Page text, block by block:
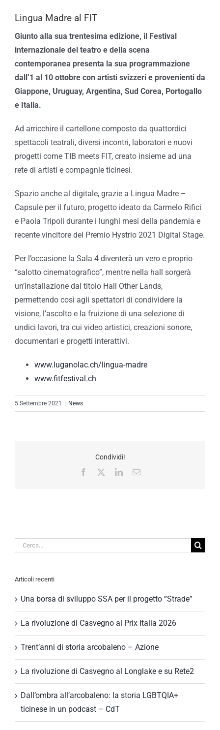
Lingua Madre al FIT
Giunto alla sua trentesima edizione, il Festival
internazionale del teatro e della scena
contemporanea presenta la sua programmazione
dall’1 al 10 ottobre con artisti svizzeri e provenienti da
Giappone, Uruguay, Argentina, Sud Corea, Portogallo
e Italia.
Ad arricchire il cartellone composto da quattordici
spettacoli teatrali, diversi incontri, laboratori e nuovi
progetti come TIB meets FIT, creato insieme ad una
rete di artisti e compagnie ticinesi.
Spazio anche al digitale, grazie a Lingua Madre –
Capsule per il futuro, progetto ideato da Carmelo Rifici
e Paola Tripoli durante i lunghi mesi della pandemia e
recente vincitore del Premio Hystrio 2021 Digital Stage.
Per l’occasione la Sala 4 diventerà un vero e proprio
“salotto cinematografico”, mentre nella hall sorgerà
un’installazione dal titolo Hall Other Lands,
permettendo così agli spettatori di condividere la
visione, l’ascolto e la fruizione di una selezione di
undici lavori, tra cui video artistici, creazioni sonore,
documentari e progetti interattivi.
www.luganolac.ch/lingua-madre
www.fitfestival.ch
5 Settembre 2021 News
Condividi!
Facebook
LinkedInEmail
Cerca
Articoli recenti
Una borsa di sviluppo SSA per il progetto “Strade”
La rivoluzione di Casvegno al Prix Italia 2026
Trent’anni di storia arcobaleno – Azione
La rivoluzione di Casvegno al Longlake e su Rete2
Dall’ombra all’arcobaleno: la storia LGBTQIA+
ticinese in un podcast – CdT